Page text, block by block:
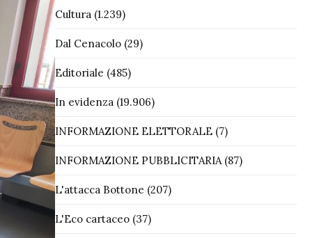
Cultura(1.239)
Dal Cenacolo(29)
Editoriale (485)
In evidenza(19.906)
INFORMAZIONE ELETTORALE(7)
INFORMAZIONE PUBBLICITARIA(87)
L'attacca Bottone (207)
L'Eco cartaceo(37)